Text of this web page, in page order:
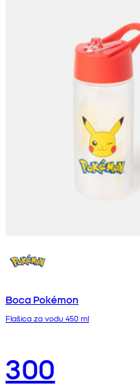
Boca Pokémon
Flašica za vodu 450 ml
300